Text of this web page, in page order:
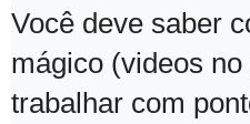
Você deve saber
mágico (videos no
trabalhar com